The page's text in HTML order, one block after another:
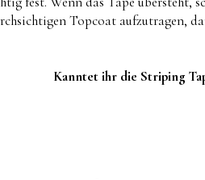
Topcoat aufzutragen,
Kanntet ihr die Striping